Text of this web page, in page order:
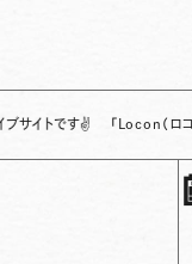
「Locon（ロコン）」は、これ